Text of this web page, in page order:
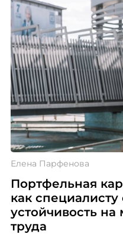
Елена Парфенова
Портфельная
как специалисту
устойчивость
труда